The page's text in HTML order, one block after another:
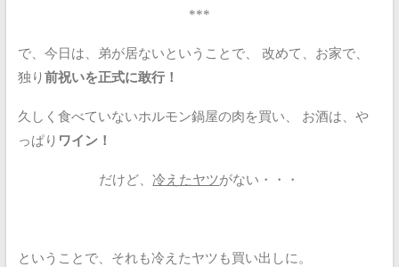
***
で、今日は、弟が居ないということで、
改めて、お家で、
独り 前祝いを正式に敢行！
久しく食べていないホルモン鍋屋の肉を買い、
お酒は、や
っぱり ワイン！
だけど、冷えたヤツがない・・・
ということで、それも冷えたヤツも買い出しに。